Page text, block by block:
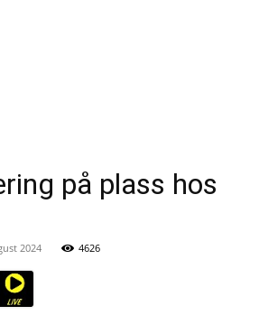
på plass hos
2024 4626